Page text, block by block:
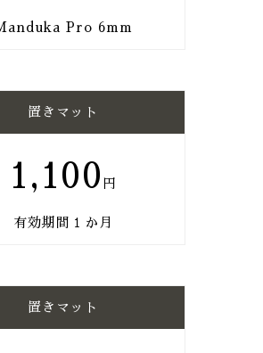
Pro 6mm
置きマット
1,100
有効期間１か月
置きマット